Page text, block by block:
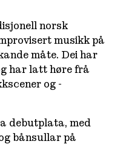
norsk
musikk på
måte. Dei har
har latt høre frå
og -
debutplata, med
bånsullar på